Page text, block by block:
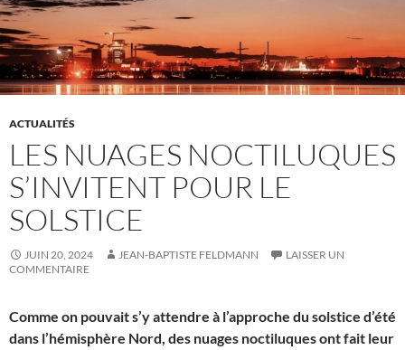
ACTUALITÉS
LES NUAGES NOCTILUQUES
S’INVITENT POUR LE
SOLSTICE
JUIN 20, 2024 JEAN-BAPTISTE FELDMANN
LAISSER UN
COMMENTAIRE
Comme on pouvait s’y attendre à l’approche du solstice d’été
dans l’hémisphère Nord, des nuages noctiluques ont fait leur